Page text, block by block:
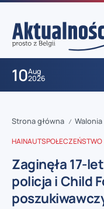
10Aug
2026
Strona główna / Walonia
HAINAUTSPOŁECZEŃSTWO
Zaginęła 17-
policja i Child